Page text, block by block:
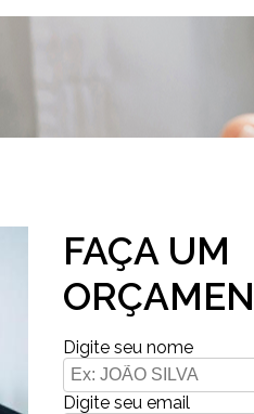
FAÇA UM
Digite seu nome
Digite seu email